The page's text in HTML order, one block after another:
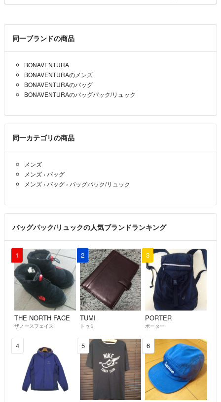
いただけますと幸いです。引き続き何卒宜しくお願い申し上げます。
写真6枚目のシワは元からでしょうか？
写真だと目立ちますが、実際目立ちますか？
ニックネーム様
です。ご検討の程何卒宜しくお願い申し上げます。
出品者 Sho time- 12ヶ月前
ニックネーム様
コメント頂き誠にありがとうございます。2つで43万円でしたらお譲
り可能です。こんな発送させて頂きますが如何でしょうか？ご検討の
出品者 Sho time- 12ヶ月前
2つで42万円は可能でしょうか。
ニックネーム- 12ヶ月前
同一ブランドの商品
BONAVENTURA
BONAVENTURAのメンズ
BONAVENTURAのバッグ
BONAVENTURAのバッグパック/リュック
同一カテゴリの商品
メンズ
メンズ › バッグ
メンズ › バッグ › バッグパック/リュック
バッグパック/リュックの人気ブランドランキング
1
THE NORTH FACE
ザノースフェイス
2
TUMI
トゥミ
3
PORTER
ポーター
4 5 6